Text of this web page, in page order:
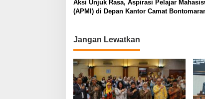
Aksi Unjuk Rasa, Aspirasi Pelajar
(APMI) di Depan Kantor Camat
Jangan Lewatkan